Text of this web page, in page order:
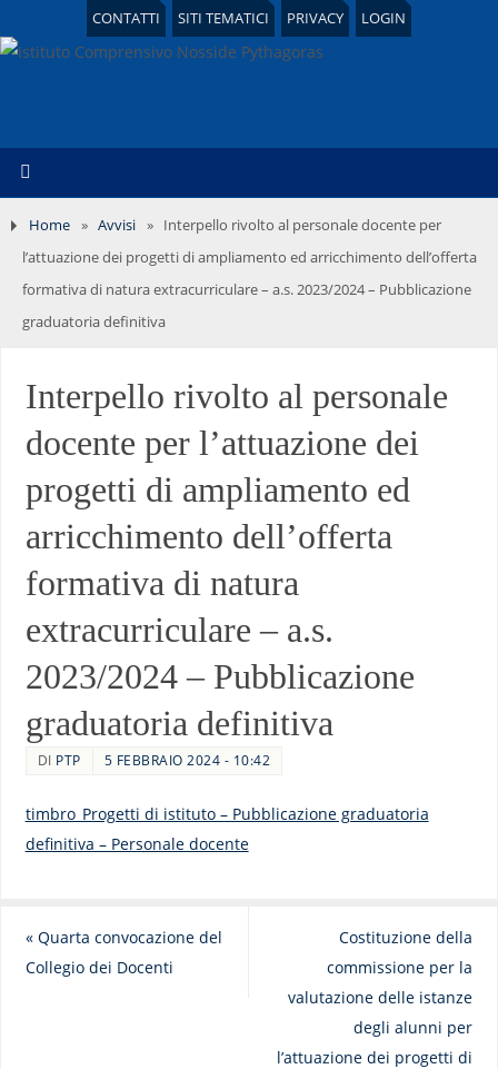
CONTATTI SITI TEMATICI PRIVACY LOGIN
Home » Avvisi » Interpello rivolto al personale docente per
l’attuazione dei progetti di ampliamento ed arricchimento dell’offerta
formativa di natura extracurriculare – a.s. 2023/2024 – Pubblicazione
graduatoria definitiva
Interpello rivolto al personale
docente per l’attuazione dei
progetti di ampliamento ed
arricchimento dell’offerta
formativa di natura
extracurriculare – a.s.
2023/2024 – Pubblicazione
graduatoria definitiva
DI PTP 5 FEBBRAIO 2024 - 10:42
timbro_Progetti di istituto – Pubblicazione graduatoria
definitiva – Personale docente
«Quarta convocazione del
Collegio dei Docenti
Costituzione della
commissione per la
valutazione delle istanze
degli alunni per
l’attuazione dei progetti di